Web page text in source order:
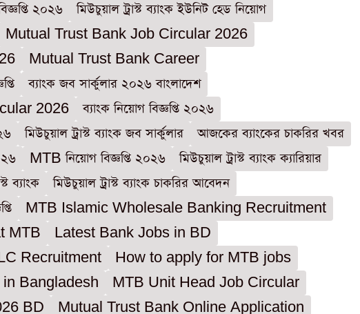
২০২৬
মিউচুয়াল ট্রাস্ট ব্যাংক ইউনিট হেড নিয়োগ
Mutual Trust Bank Job Circular 2026
Mutual Trust Bank Career
ব্যাংক জব সার্কুলার ২০২৬ বাংলাদেশ
2026
ব্যাংক নিয়োগ বিজ্ঞপ্তি ২০২৬
মিউচুয়াল ট্রাস্ট ব্যাংক জব সার্কুলার
আজকের ব্যাংকের চাকরির খবর
MTB নিয়োগ বিজ্ঞপ্তি ২০২৬
মিউচুয়াল ট্রাস্ট ব্যাংক ক্যারিয়ার
ব্যাংক
মিউচুয়াল ট্রাস্ট ব্যাংক চাকরির আবেদন
MTB Islamic Wholesale Banking Recruitment
MTB
Latest Bank Jobs in BD
Recruitment
How to apply for MTB jobs
Bangladesh
MTB Unit Head Job Circular
BD
Mutual Trust Bank Online Application